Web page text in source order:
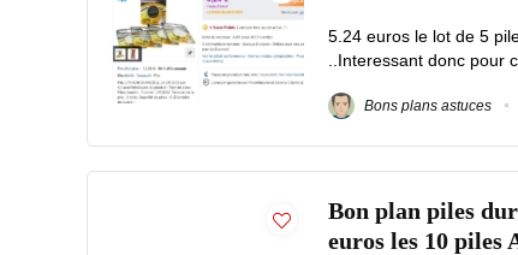
5.24 euros le lot de 5
..Interessant donc pour
Bons plans astuces
Bon plan piles
euros les 10